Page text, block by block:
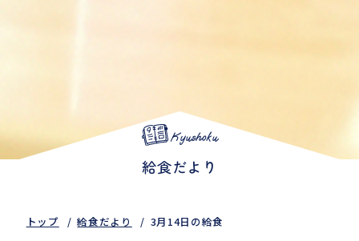
Kyushoku
給食だより
トップ 給食だより 3月14日の給食